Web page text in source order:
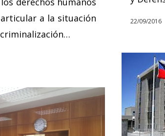
a la situación
22/09/2016